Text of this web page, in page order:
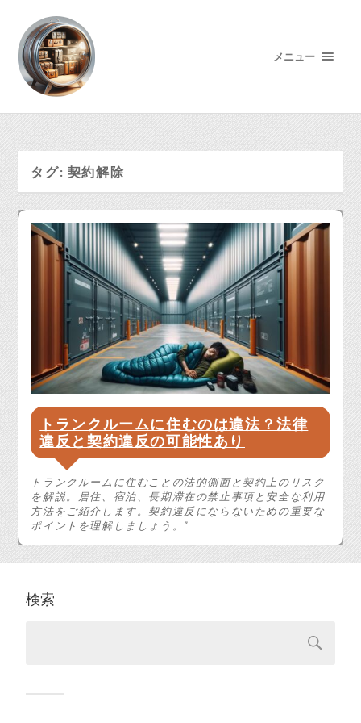
メニュー
タグ: 契約解除
トランクルームに住むのは違法？法律
違反と契約違反の可能性あり
トランクルームに住むことの法的側面と契約上のリスク
を解説。居住、宿泊、長期滞在の禁止事項と安全な利用
方法をご紹介します。契約違反にならないための重要な
ポイントを理解しましょう。”
検索